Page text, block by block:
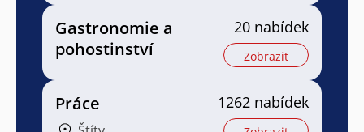
Gastronomie a
pohostinství
20 nabídek
Zobrazit
Práce 1262 nabídek